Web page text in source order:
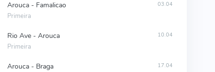
Arouca - Famalicao
Primeira
03.04
Rio Ave - Arouca
Primeira
10.04
Arouca - Braga 17.04